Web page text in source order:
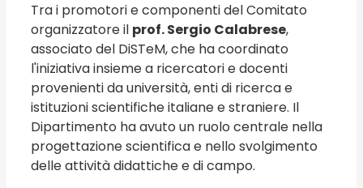
Tra i promotori e componenti del Comitato
organizzatore il prof. Sergio Calabrese,
associato del DiSTeM, che ha coordinato
l'iniziativa insieme a ricercatori e docenti
provenienti da università, enti di ricerca e
istituzioni scientifiche italiane e straniere. Il
Dipartimento ha avuto un ruolo centrale nella
progettazione scientifica e nello svolgimento
delle attività didattiche e di campo.